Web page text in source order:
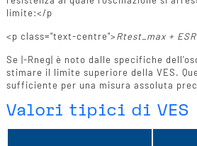
limite:</p
<p class="text-centre">Rtest_max +
Se |-Rneg| è noto dalle specifiche
stimare il limite superiore della VES.
sufficiente per una misura assoluta
Valori tipici di VES